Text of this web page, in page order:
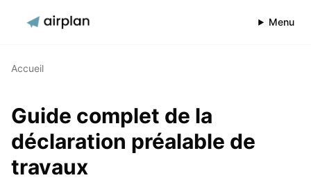
Menu
Accueil
Guide complet de la
déclaration préalable de
travaux